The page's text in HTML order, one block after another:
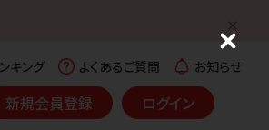
キング よくあるご質問
お知らせ
新規会員登録 ログイン
C
l